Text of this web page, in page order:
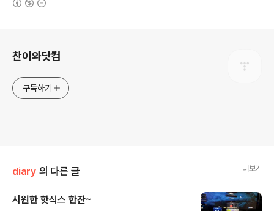
찬이와닷컴
구독하기
diary 의 다른 글 더보기
시원한 핫식스 한잔~